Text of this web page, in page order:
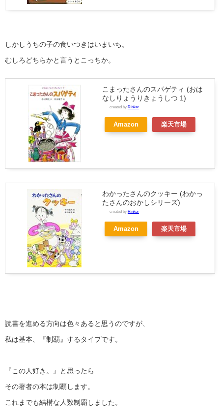
しかしうちの子の食いつきはいまいち。
むしろどちらかと言うとこっちか。
こまったさんのスパゲティ (おは
なしりょうりきょうしつ 1)
created by Rinker
Amazon 楽天市場
わかったさんのクッキー (わかっ
たさんのおかしシリーズ)
created by Rinker
Amazon 楽天市場
読書を進める方向は色々あると思うのですが、
私は基本、『制覇』するタイプです。
『この人好き。』と思ったら
その著者の本は制覇します。
これまでも結構な人数制覇しました。